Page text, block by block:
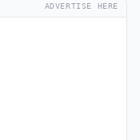
ADVERTISE HERE